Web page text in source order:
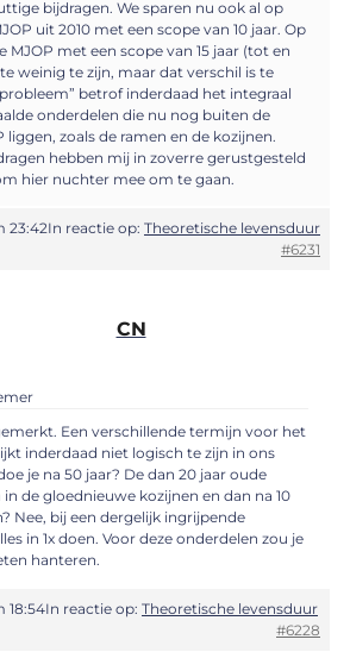
bijdragen. We sparen nu ook al op
uit 2010 met een scope van 10 jaar. Op
MJOP met een scope van 15 jaar (tot en
weinig te zijn, maar dat verschil is te
betrof inderdaad het integraal
onderdelen die nu nog buiten de
liggen, zoals de ramen en de kozijnen.
hebben mij in zoverre gerustgesteld
hier nuchter mee om te gaan.
23:42In reactie op: Theoretische levensduur
#6231
CN
Een verschillende termijn voor het
inderdaad niet logisch te zijn in ons
je na 50 jaar? De dan 20 jaar oude
de gloednieuwe kozijnen en dan na 10
Nee, bij een dergelijk ingrijpende
in 1x doen. Voor deze onderdelen zou je
hanteren.
18:54In reactie op: Theoretische levensduur
#6228